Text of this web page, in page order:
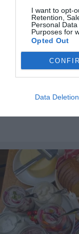
I want to opt-
Retention,
Personal
Purposes for
Opted Out
Data Deletion
Kalvsylta
Kalvsylta är